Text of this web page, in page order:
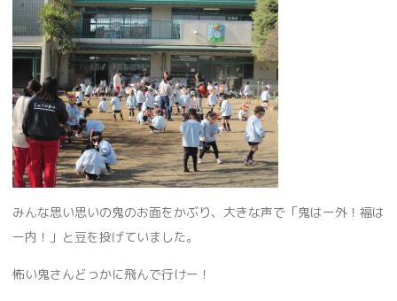
みんな思い思いの鬼のお面をかぶり、大きな声で「鬼はー外！福は
ー内！」と豆を投げていました。
怖い鬼さんどっかに飛んで行けー！